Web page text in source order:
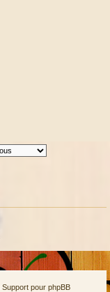
Support pour phpBB